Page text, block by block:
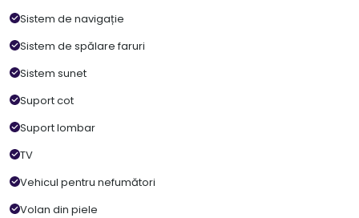
Sistem de navigație
Sistem de spălare faruri
Sistem sunet
Suport cot
Suport lombar
TV
Vehicul pentru nefumători
Volan din piele